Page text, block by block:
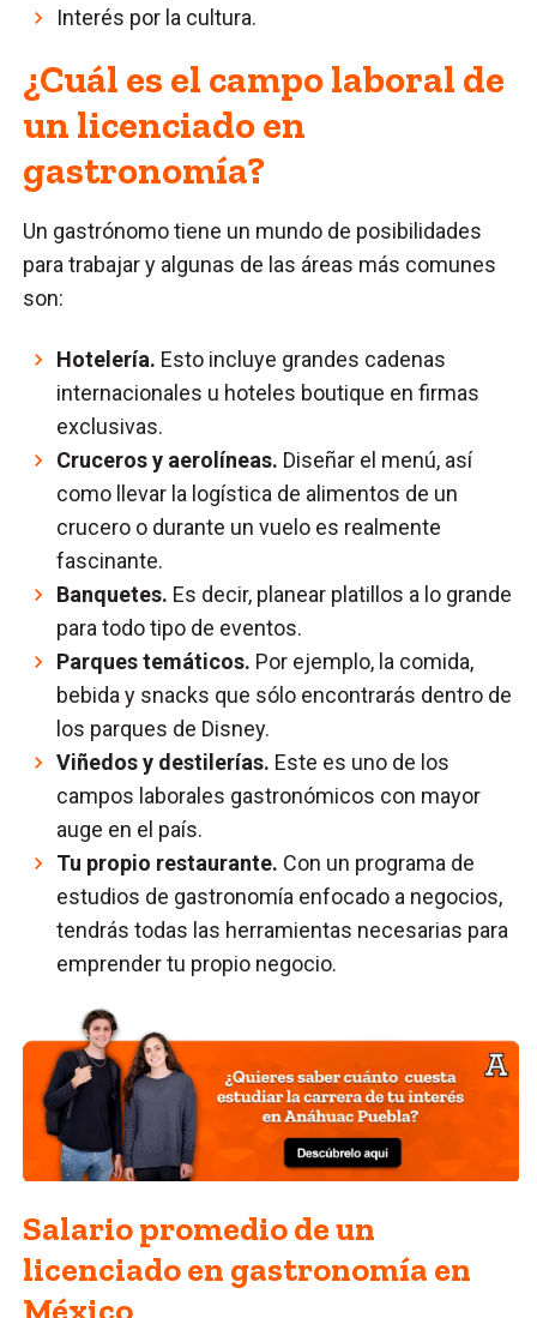
Interés por la cultura.
¿Cuál es el campo laboral de
un licenciado en
gastronomía?
Un gastrónomo tiene un mundo de posibilidades
para trabajar y algunas de las áreas más comunes
son:
Hotelería. Esto incluye grandes cadenas
internacionales u hoteles boutique en firmas
exclusivas.
Cruceros y aerolíneas. Diseñar el menú, así
como llevar la logística de alimentos de un
crucero o durante un vuelo es realmente
fascinante.
Banquetes. Es decir, planear platillos a lo grande
para todo tipo de eventos.
Parques temáticos. Por ejemplo, la comida,
bebida y snacks que sólo encontrarás dentro de
los parques de Disney.
Viñedos y destilerías. Este es uno de los
campos laborales gastronómicos con mayor
auge en el país.
Tu propio restaurante. Con un programa de
estudios de gastronomía enfocado a negocios,
tendrás todas las herramientas necesarias para
emprender tu propio negocio.
Salario promedio de un
licenciado en gastronomía en
México